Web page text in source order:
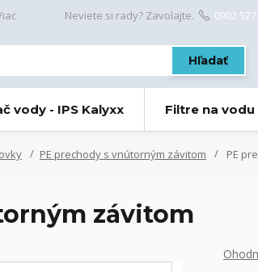
Hľadať
Neviete si rady? Zavolajte. 0902
vody - IPS Kalyxx Filtre na
PE prechody s vnútorným závitom PE
závitom